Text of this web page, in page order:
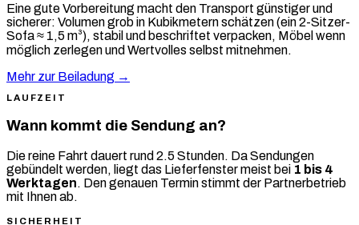
Eine gute Vorbereitung macht den Transport günstiger und
sicherer: Volumen grob in Kubikmetern schätzen (ein 2-Sitzer-
Sofa ≈ 1,5 m³), stabil und beschriftet verpacken, Möbel wenn
möglich zerlegen und Wertvolles selbst mitnehmen.
Mehr zur Beiladung →
LAUFZEIT
Wann kommt die Sendung an?
Die reine Fahrt dauert rund 2.5 Stunden. Da Sendungen
gebündelt werden, liegt das Lieferfenster meist bei 1 bis 4
Werktagen. Den genauen Termin stimmt der Partnerbetrieb
mit Ihnen ab.
SICHERHEIT